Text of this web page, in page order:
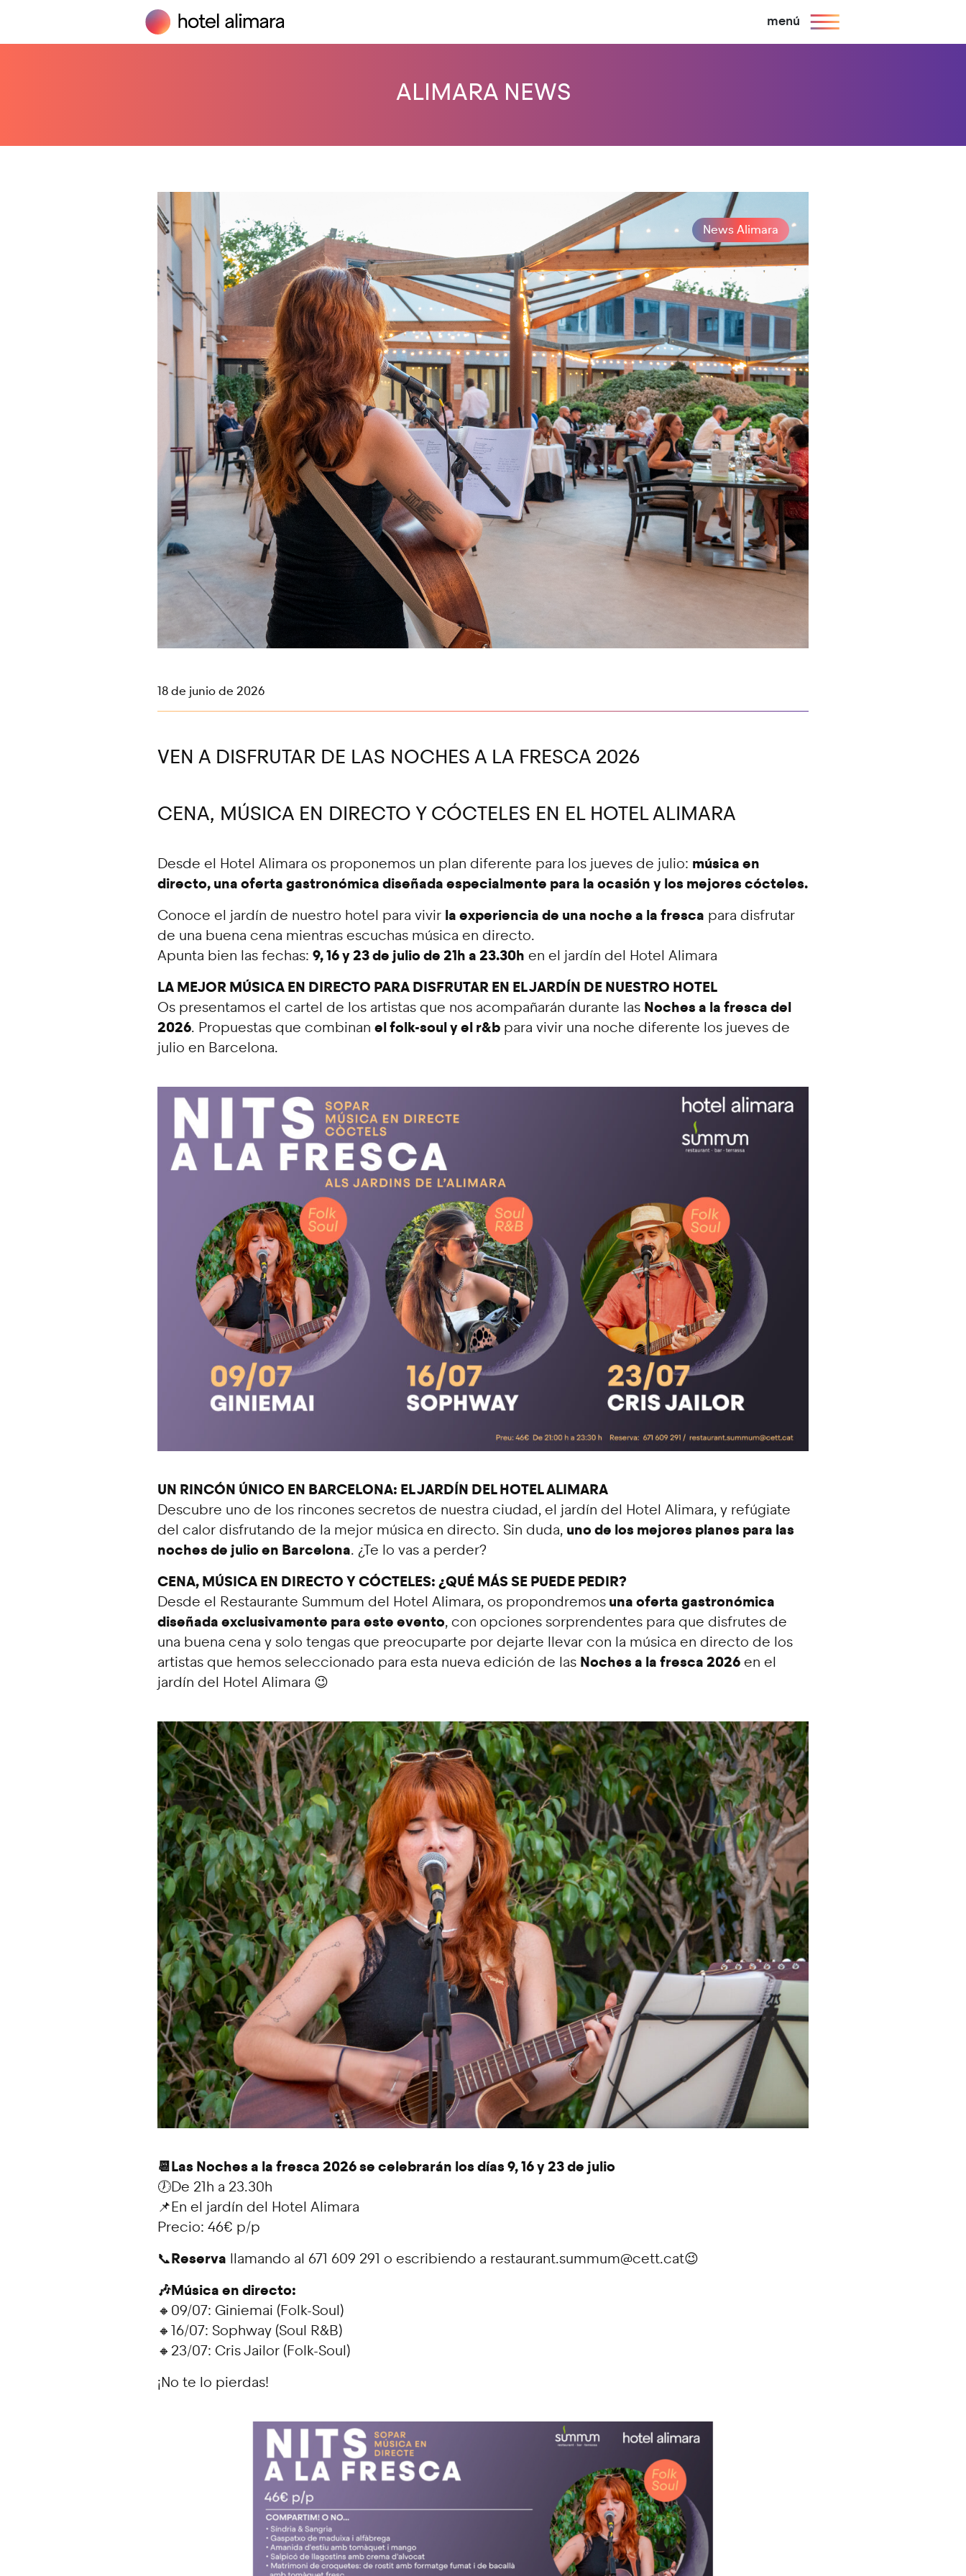
menú
ALIMARA NEWS
News Alimara
18 de junio de 2026
VEN A DISFRUTAR DE LAS NOCHES A LA FRESCA 2026
CENA, MÚSICA EN DIRECTO Y CÓCTELES EN EL HOTEL ALIMARA
Desde el Hotel Alimara os proponemos un plan diferente para los jueves de julio: música en
directo, una oferta gastronómica diseñada especialmente para la ocasión y los mejores cócteles.
Conoce el jardín de nuestro hotel para vivir la experiencia de una noche a la fresca para disfrutar
de una buena cena mientras escuchas música en directo.
Apunta bien las fechas: 9, 16 y 23 de julio de 21h a 23.30h en el jardín del Hotel Alimara
LA MEJOR MÚSICA EN DIRECTO PARA DISFRUTAR EN EL JARDÍN DE NUESTRO HOTEL
Os presentamos el cartel de los artistas que nos acompañarán durante las Noches a la fresca del
2026. Propuestas que combinan el folk-soul y el r&b para vivir una noche diferente los jueves de
julio en Barcelona.
UN RINCÓN ÚNICO EN BARCELONA: EL JARDÍN DEL HOTEL ALIMARA
Descubre uno de los rincones secretos de nuestra ciudad, el jardín del Hotel Alimara, y refúgiate
del calor disfrutando de la mejor música en directo. Sin duda, uno de los mejores planes para las
noches de julio en Barcelona. ¿Te lo vas a perder?
CENA, MÚSICA EN DIRECTO Y CÓCTELES: ¿QUÉ MÁS SE PUEDE PEDIR?
Desde el Restaurante Summum del Hotel Alimara, os propondremos una oferta gastronómica
diseñada exclusivamente para este evento, con opciones sorprendentes para que disfrutes de
una buena cena y solo tengas que preocuparte por dejarte llevar con la música en directo de los
artistas que hemos seleccionado para esta nueva edición de las Noches a la fresca 2026 en el
jardín del Hotel Alimara 😉
📆Las Noches a la fresca 2026 se celebrarán los días 9, 16 y 23 de julio
🕖De 21h a 23.30h
📌En el jardín del Hotel Alimara
Precio: 46€ p/p
📞Reserva llamando al 671 609 291 o escribiendo a restaurant.summum@cett.cat😉
🎶Música en directo:
🔸09/07: Giniemai (Folk-Soul)
🔸16/07: Sophway (Soul R&B)
🔸23/07: Cris Jailor (Folk-Soul)
¡No te lo pierdas!